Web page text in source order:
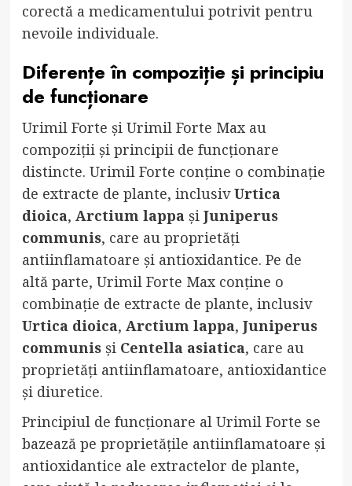
corectă a medicamentului potrivit pentru
nevoile individuale.
Diferențe în compoziție și principiu
de funcționare
Urimil Forte și Urimil Forte Max au
compoziții și principii de funcționare
distincte. Urimil Forte conține o combinație
de extracte de plante, inclusivUrtica
dioica, Arctium lappași Juniperus
communis, care au proprietăți
antiinflamatoare și antioxidantice. Pe de
altă parte, Urimil Forte Max conține o
combinație de extracte de plante, inclusiv
Urtica dioica, Arctium lappa, Juniperus
communisși Centella asiatica, care au
proprietăți antiinflamatoare, antioxidantice
și diuretice.
Principiul de funcționare al Urimil Forte se
bazează pe proprietățile antiinflamatoare și
antioxidantice ale extractelor de plante,